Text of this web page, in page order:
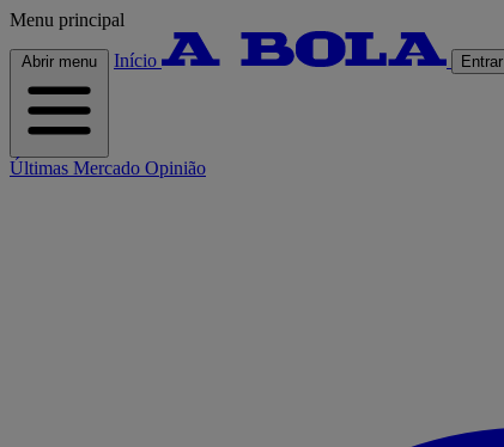
Menu principal
Abrir menu Início Entrar
Últimas Mercado Opinião